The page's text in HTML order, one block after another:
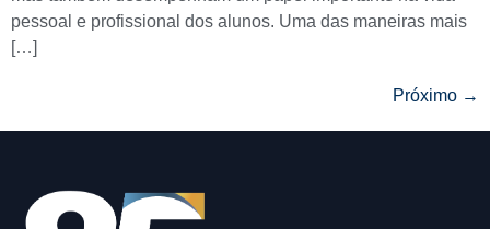
pessoal e profissional dos alunos. Uma das maneiras mais
[…]
Próximo →